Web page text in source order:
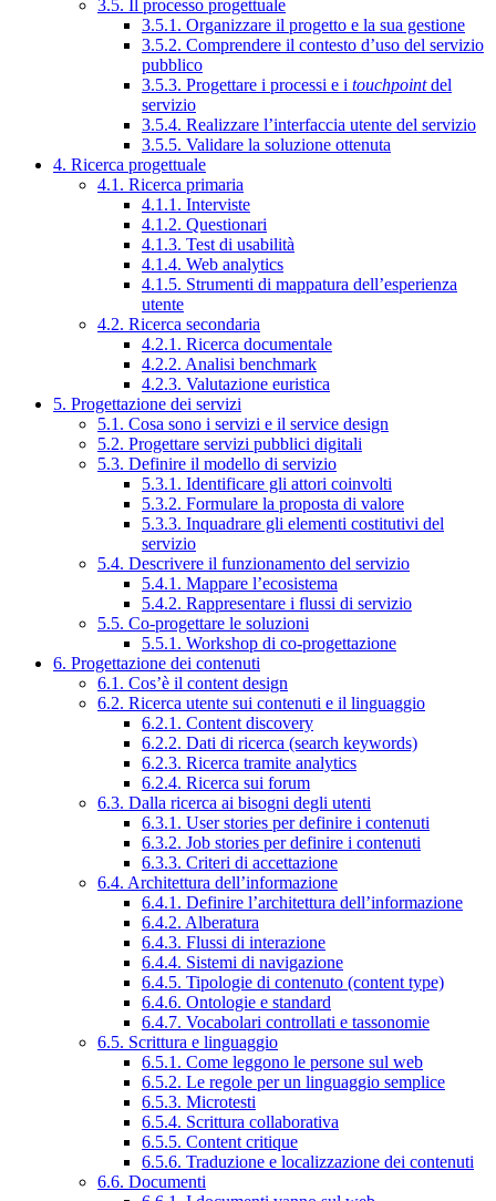
3.5. Il processo progettuale
3.5.1. Organizzare il progetto e la sua gestione
3.5.2. Comprendere il contesto d’uso del servizio
pubblico
3.5.3. Progettare i processi e i touchpointdel
servizio
3.5.4. Realizzare l’interfaccia utente del servizio
3.5.5. Validare la soluzione ottenuta
4. Ricerca progettuale
4.1. Ricerca primaria
4.1.1. Interviste
4.1.2. Questionari
4.1.3. Test di usabilità
4.1.4. Web analytics
4.1.5. Strumenti di mappatura dell’esperienza
utente
4.2. Ricerca secondaria
4.2.1. Ricerca documentale
4.2.2. Analisi benchmark
4.2.3. Valutazione euristica
5. Progettazione dei servizi
5.1. Cosa sono i servizi e il service design
5.2. Progettare servizi pubblici digitali
5.3. Definire il modello di servizio
5.3.1. Identificare gli attori coinvolti
5.3.2. Formulare la proposta di valore
5.3.3. Inquadrare gli elementi costitutivi del
servizio
5.4. Descrivere il funzionamento del servizio
5.4.1. Mappare l’ecosistema
5.4.2. Rappresentare i flussi di servizio
5.5. Co-progettare le soluzioni
5.5.1. Workshop di co-progettazione
6. Progettazione dei contenuti
6.1. Cos’è il content design
6.2. Ricerca utente sui contenuti e il linguaggio
6.2.1. Content discovery
6.2.2. Dati di ricerca (search keywords)
6.2.3. Ricerca tramite analytics
6.2.4. Ricerca sui forum
6.3. Dalla ricerca ai bisogni degli utenti
6.3.1. User stories per definire i contenuti
6.3.2. Job stories per definire i contenuti
6.3.3. Criteri di accettazione
6.4. Architettura dell’informazione
6.4.1. Definire l’architettura dell’informazione
6.4.2. Alberatura
6.4.3. Flussi di interazione
6.4.4. Sistemi di navigazione
6.4.5. Tipologie di contenuto (content type)
6.4.6. Ontologie e standard
6.4.7. Vocabolari controllati e tassonomie
6.5. Scrittura e linguaggio
6.5.1. Come leggono le persone sul web
6.5.2. Le regole per un linguaggio semplice
6.5.3. Microtesti
6.5.4. Scrittura collaborativa
6.5.5. Content critique
6.5.6. Traduzione e localizzazione dei contenuti
6.6. Documenti